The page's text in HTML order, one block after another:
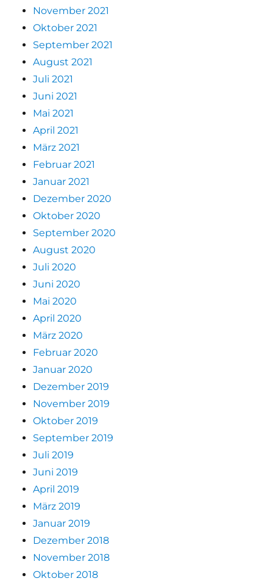
November 2021
Oktober 2021
September 2021
August 2021
Juli 2021
Juni 2021
Mai 2021
April 2021
März 2021
Februar 2021
Januar 2021
Dezember 2020
Oktober 2020
September 2020
August 2020
Juli 2020
Juni 2020
Mai 2020
April 2020
März 2020
Februar 2020
Januar 2020
Dezember 2019
November 2019
Oktober 2019
September 2019
Juli 2019
Juni 2019
April 2019
März 2019
Januar 2019
Dezember 2018
November 2018
Oktober 2018